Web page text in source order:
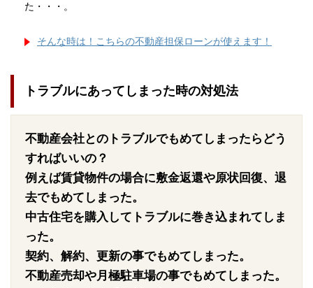
た・・・。
そんな時は！こちらの不動産担保ローンが使えます！
トラブルにあってしまった時の対処法
不動産会社とのトラブルでもめてしまったらどう
すればいいの？
例えば賃貸物件の場合に敷金返還や原状回復、退
去でもめてしまった。
中古住宅を購入してトラブルに巻き込まれてしま
った。
契約、解約、更新の事でもめてしまった。
不動産売却や月極駐車場の事でもめてしまった。